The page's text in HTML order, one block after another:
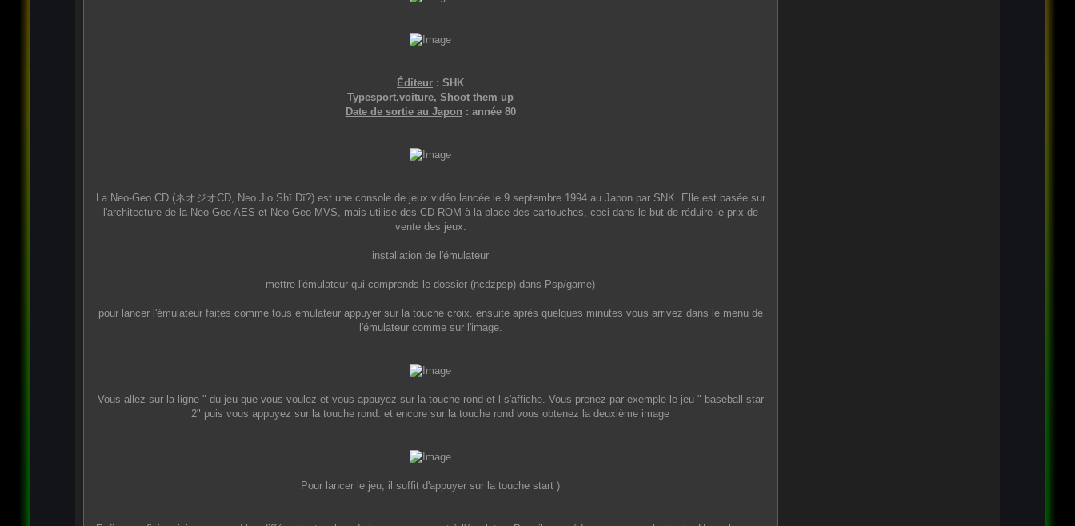
Éditeur : SHK
Typesport,voiture, Shoot them up
Date de sortie au Japon : année 80
La Neo-Geo CD (ネオジオCD, Neo Jio Shī Dī?) est une console de jeux vidéo lancée le 9 septembre 1994 au Japon par SNK. Elle est basée sur
l'architecture de la Neo-Geo AES et Neo-Geo MVS, mais utilise des CD-ROM à la place des cartouches, ceci dans le but de réduire le prix de
vente des jeux.
installation de l'émulateur
mettre l'émulateur qui comprends le dossier (ncdzpsp) dans Psp/game)
pour lancer l'émulateur faites comme tous émulateur appuyer sur la touche croix. ensuite après quelques minutes vous arrivez dans le menu de
l'émulateur comme sur l'image.
Vous allez sur la ligne " du jeu que vous voulez et vous appuyez sur la touche rond et l s'affiche. Vous prenez par exemple le jeu " baseball star
2" puis vous appuyez sur la touche rond. et encore sur la touche rond vous obtenez la deuxième image
Pour lancer le jeu, il suffit d'appuyer sur la touche start )